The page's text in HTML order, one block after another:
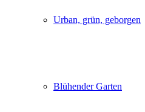
Urban, grün, geborgen
Blühender Garten